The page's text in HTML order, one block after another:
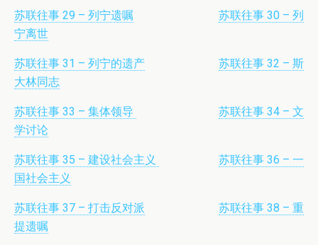
苏联往事 29 – 列宁遗嘱
苏联往事 30 – 列
宁离世
苏联往事 31 – 列宁的遗产
苏联往事 32 – 斯
大林同志
苏联往事 33 – 集体领导
苏联往事 34 – 文
学讨论
苏联往事 35 – 建设社会主义
苏联往事 36 – 一
国社会主义
苏联往事 37 – 打击反对派
苏联往事 38 – 重
提遗嘱